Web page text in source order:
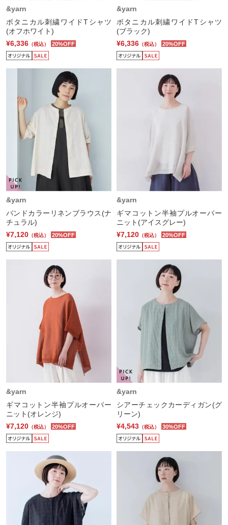
&yarn
ボタニカル刺繍ワイドTシャツ
(オフホワイト)
¥6,336 （税込） 20%OFF
&yarn
ボタニカル刺繍ワイドTシャツ
(ブラック)
¥6,336 （税込） 20%OFF
&yarn
バンドカラーリネンブラウス(ナ
チュラル)
¥7,120 （税込） 20%OFF
&yarn
ギマコットン半袖プルオーバー
ニット(アイスグレー)
¥7,120 （税込） 20%OFF
&yarn
ギマコットン半袖プルオーバー
ニット(オレンジ)
¥7,120 （税込） 20%OFF
&yarn
シアーチェックカーディガン(グ
リーン)
¥4,543 （税込） 30%OFF